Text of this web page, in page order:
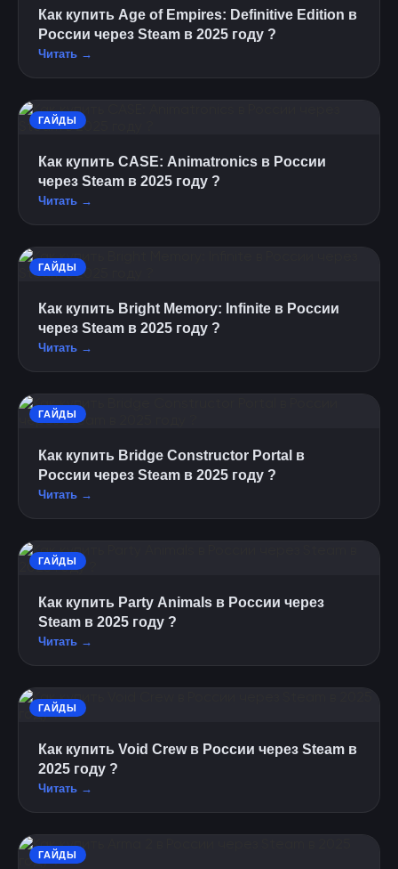
Как купить Age of Empires: Definitive Edition в
России через Steam в 2025 году ?
Читать →
ГАЙДЫ
Как купить CASE: Animatronics в России
через Steam в 2025 году ?
Читать →
ГАЙДЫ
Как купить Bright Memory: Infinite в России
через Steam в 2025 году ?
Читать →
ГАЙДЫ
Как купить Bridge Constructor Portal в
России через Steam в 2025 году ?
Читать →
ГАЙДЫ
Как купить Party Animals в России через
Steam в 2025 году ?
Читать →
ГАЙДЫ
Как купить Void Crew в России через Steam в
2025 году ?
Читать →
ГАЙДЫ